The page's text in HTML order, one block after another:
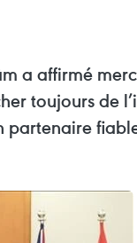
a affirmé
toujours de
partenaire